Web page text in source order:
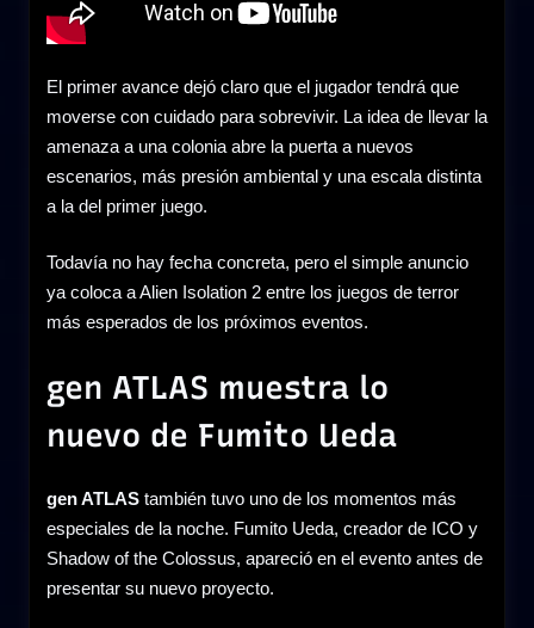
El primer avance dejó claro que el jugador tendrá que
moverse con cuidado para sobrevivir. La idea de llevar la
amenaza a una colonia abre la puerta a nuevos
escenarios, más presión ambiental y una escala distinta
a la del primer juego.
Todavía no hay fecha concreta, pero el simple anuncio
ya coloca a Alien Isolation 2 entre los juegos de terror
más esperados de los próximos eventos.
gen ATLAS muestra lo
nuevo de Fumito Ueda
gen ATLAS también tuvo uno de los momentos más
especiales de la noche. Fumito Ueda, creador de ICO y
Shadow of the Colossus, apareció en el evento antes de
presentar su nuevo proyecto.